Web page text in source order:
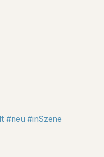
#neu #inSzene